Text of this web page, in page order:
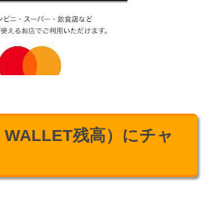
残高）にチャ